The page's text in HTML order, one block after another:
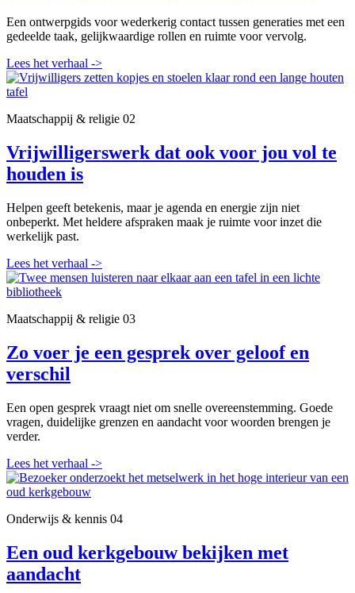
Een ontwerpgids voor wederkerig contact tussen generaties met een
gedeelde taak, gelijkwaardige rollen en ruimte voor vervolg.
Lees het verhaal ->
Maatschappij & religie 02
Vrijwilligerswerk dat ook voor jou vol te
houden is
Helpen geeft betekenis, maar je agenda en energie zijn niet
onbeperkt. Met heldere afspraken maak je ruimte voor inzet die
werkelijk past.
Lees het verhaal ->
Maatschappij & religie 03
Zo voer je een gesprek over geloof en
verschil
Een open gesprek vraagt niet om snelle overeenstemming. Goede
vragen, duidelijke grenzen en aandacht voor woorden brengen je
verder.
Lees het verhaal ->
Onderwijs & kennis 04
Een oud kerkgebouw bekijken met
aandacht